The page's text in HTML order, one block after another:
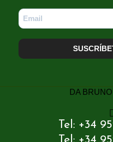
DA
Tel: +34